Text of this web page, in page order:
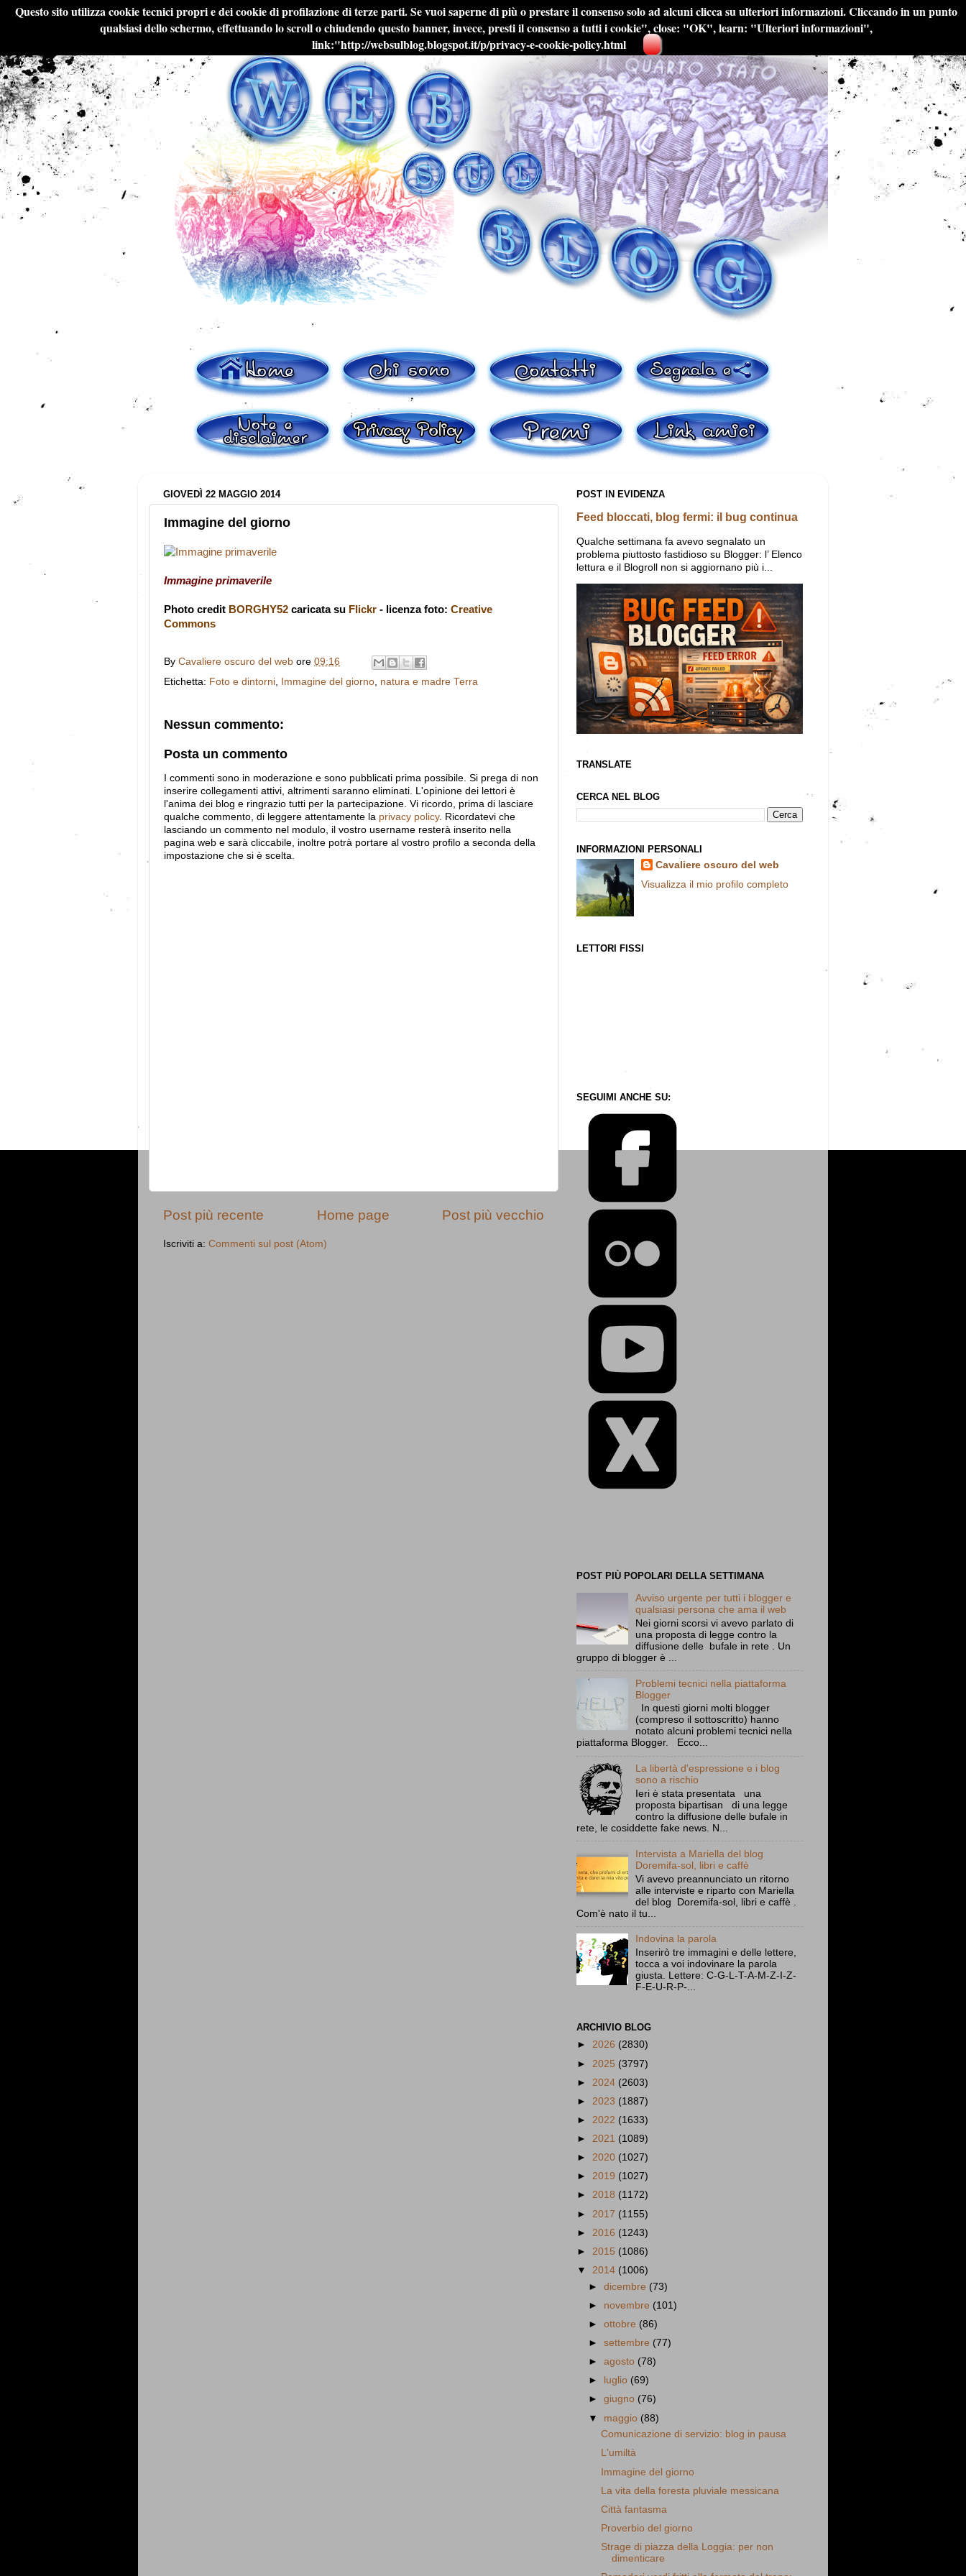
GIOVEDÌ 22 MAGGIO 2014
Immagine del giorno
Immagine primaverile
Photo credit BORGHY52 caricata su Flickr - licenza foto: Creative
Commons
By Cavaliere oscuro del web ore 09:16
Etichetta: Foto e dintorni Immagine del giorno natura e madre Terra
Nessun commento:
Posta un commento
I commenti sono in moderazione e sono pubblicati prima possibile. Si prega di non
inserire collegamenti attivi, altrimenti saranno eliminati. L'opinione dei lettori è
l'anima dei blog e ringrazio tutti per la partecipazione. Vi ricordo, prima di lasciare
qualche commento, di leggere attentamente la privacy policy. Ricordatevi che
lasciando un commento nel modulo, il vostro username resterà inserito nella
pagina web e sarà cliccabile, inoltre potrà portare al vostro profilo a seconda della
impostazione che si è scelta.
Post più recente Post più vecchio
Home page
Iscriviti a: Commenti sul post (Atom)
POST IN EVIDENZA
Feed bloccati, blog fermi: il bug continua
Qualche settimana fa avevo segnalato un
problema piuttosto fastidioso su Blogger: l’ Elenco
lettura e il Blogroll non si aggiornano più i...
TRANSLATE
CERCA NEL BLOG
INFORMAZIONI PERSONALI
Cavaliere oscuro del web
Visualizza il mio profilo completo
LETTORI FISSI
SEGUIMI ANCHE SU:
POST PIÙ POPOLARI DELLA SETTIMANA
Avviso urgente per tutti i blogger e
qualsiasi persona che ama il web
Nei giorni scorsi vi avevo parlato di
una proposta di legge contro la
diffusione delle bufale in rete . Un
gruppo di blogger è ...
Problemi tecnici nella piattaforma
Blogger
In questi giorni molti blogger
(compreso il sottoscritto) hanno
notato alcuni problemi tecnici nella
piattaforma Blogger. Ecco...
La libertà d'espressione e i blog
sono a rischio
Ieri è stata presentata una
proposta bipartisan di una legge
contro la diffusione delle bufale in
rete, le cosiddette fake news. N...
Intervista a Mariella del blog
Doremifa-sol, libri e caffè
Vi avevo preannunciato un ritorno
alle interviste e riparto con Mariella
del blog Doremifa-sol, libri e caffè .
Com'è nato il tu...
Indovina la parola
Inserirò tre immagini e delle lettere,
tocca a voi indovinare la parola
giusta. Lettere: C-G-L-T-A-M-Z-I-Z-
F-E-U-R-P-...
ARCHIVIO BLOG
► 2026 (2830)
► 2025 (3797)
► 2024 (2603)
► 2023 (1887)
► 2022 (1633)
► 2021 (1089)
► 2020 (1027)
► 2019 (1027)
► 2018 (1172)
► 2017 (1155)
► 2016 (1243)
► 2015 (1086)
▼ 2014 (1006)
►dicembre (73)
► novembre (101)
►ottobre (86)
►settembre (77)
►agosto (78)
►
luglio (69)
►giugno (76)
▼ maggio (88)
Comunicazione di servizio: blog in pausa
L'umiltà
Immagine del giorno
La vita della foresta pluviale messicana
Città fantasma
Proverbio del giorno
Strage di piazza della Loggia: per non
dimenticare
Questo sito utilizza cookie tecnici propri e dei cookie di profilazione di terze parti. Se vuoi saperne di più o prestare il consenso solo ad alcuni clicca su ulteriori informazioni. Cliccando in un punto
qualsiasi dello schermo, effettuando lo scroll o chiudendo questo banner, invece, presti il consenso a tutti i cookie", close: "OK", learn: "Ulteriori informazioni",
link:"http://websulblog.blogspot.it/p/privacy-e-cookie-policy.html